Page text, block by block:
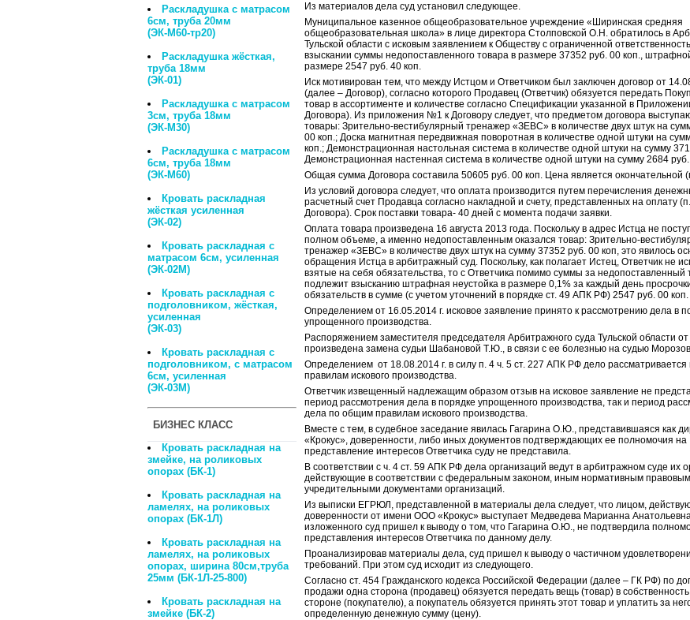
Раскладушка с матрасом
6см, труба 20мм
(ЭК-М60-тр20)
Раскладушка жёсткая,
труба 18мм
(ЭК-01)
Раскладушка с матрасом
3см, труба 18мм
(ЭК-М30)
Раскладушка с матрасом
6см, труба 18мм
(ЭК-М60)
Кровать раскладная
жёсткая усиленная
(ЭК-02)
Кровать раскладная с
матрасом 6см, усиленная
(ЭК-02М)
Кровать раскладная с
подголовником, жёсткая,
усиленная
(ЭК-03)
Кровать раскладная с
подголовником, с матрасом
6см, усиленная
(ЭК-03М)
БИЗНЕС КЛАСС
Кровать раскладная на
змейке, на роликовых
опорах (БК-1)
Кровать раскладная на
ламелях, на роликовых
опорах (БК-1Л)
Кровать раскладная на
ламелях, на роликовых
опорах, ширина 80см,труба
25мм (БК-1Л-25-800)
Кровать раскладная на
змейке (БК-2)
Из материалов дела суд установил следующее.
Муниципальное казенное общеобразовательное учреждение «Ширинская средняя
общеобразовательная школа» в лице директора Столповской О.Н. обратилось в
Тульской области с исковым заявлением к Обществу с ограниченной
взыскании суммы недопоставленного товара в размере 37352 руб. 00 коп.,
размере 2547 руб. 40 коп.
Иск мотивирован тем, что между Истцом и Ответчиком был заключен договор от
(далее – Договор), согласно которого Продавец (Ответчик) обязуется передать
товар в ассортименте и количестве согласно Спецификации указанной в
Договора). Из приложения №1 к Договору следует, что предметом договора
товары: Зрительно-вестибулярный тренажер «ЗЕВС» в количестве двух штук на
00 коп.; Доска магнитная передвижная поворотная в количестве одной штуки на
коп.; Демонстрационная настольная система в количестве одной штуки на сумму
Демонстрационная настенная система в количестве одной штуки на сумму 2684
Общая сумма Договора составила 50605 руб. 00 коп. Цена является окончательной
Из условий договора следует, что оплата производится путем перечисления
расчетный счет Продавца согласно накладной и счету, представленных на оплату
Договора). Срок поставки товара- 40 дней с момента подачи заявки.
Оплата товара произведена 16 августа 2013 года. Поскольку в адрес Истца не
полном объеме, а именно недопоставленным оказался товар: Зрительно-
тренажер «ЗЕВС» в количестве двух штук на сумму 37352 руб. 00 коп, это явилось
обращения Истца в арбитражный суд. Поскольку, как полагает Истец, Ответчик не
взятые на себя обязательства, то с Ответчика помимо суммы за недопоставленный
подлежит взысканию штрафная неустойка в размере 0,1% за каждый день
обязательств в сумме (с учетом уточнений в порядке ст. 49 АПК РФ) 2547 руб. 00 коп.
Определением от 16.05.2014 г. исковое заявление принято к рассмотрению дела в
упрощенного производства.
Распоряжением заместителя председателя Арбитражного суда Тульской области от
произведена замена судьи Шабановой Т.Ю., в связи с ее болезнью на судью
Определением от 18.08.2014 г. в силу п. 4 ч. 5 ст. 227 АПК РФ дело
правилам искового производства.
Ответчик извещенный надлежащим образом отзыв на исковое заявление не
период рассмотрения дела в порядке упрощенного производства, так и период
дела по общим правилам искового производства.
Вместе с тем, в судебное заседание явилась Гагарина О.Ю., представившаяся как
«Крокус», доверенности, либо иных документов подтверждающих ее полномочия на
представление интересов Ответчика суду не представила.
В соответствии с ч. 4 ст. 59 АПК РФ дела организаций ведут в арбитражном суде их
действующие в соответствии с федеральным законом, иным нормативным
учредительными документами организаций.
Из выписки ЕГРЮЛ, представленной в материалы дела следует, что лицом,
доверенности от имени ООО «Крокус» выступает Медведева Марианна
изложенного суд пришел к выводу о том, что Гагарина О.Ю., не подтвердила
представления интересов Ответчика по данному делу.
Проанализировав материалы дела, суд пришел к выводу о частичном
требований. При этом суд исходит из следующего.
Согласно ст. 454 Гражданского кодекса Российской Федерации (далее – ГК РФ) по
продажи одна сторона (продавец) обязуется передать вещь (товар) в собственность
стороне (покупателю), а покупатель обязуется принять этот товар и уплатить за
определенную денежную сумму (цену).